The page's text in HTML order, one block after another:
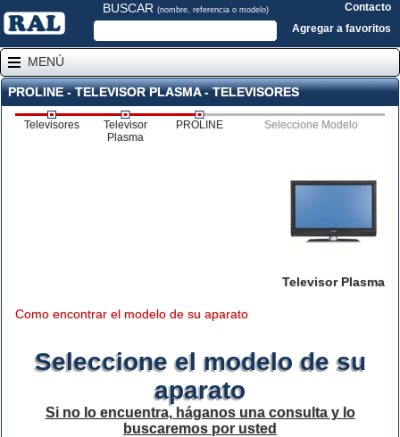
BUSCAR (nombre, referencia o modelo)
Contacto
Agregar a favoritos
MENÚ
PROLINE - TELEVISOR PLASMA - TELEVISORES
Televisores
Televisor
Plasma
PROLINE Seleccione Modelo
Televisor Plasma
Como encontrar el modelo de su aparato
Seleccione el modelo de su
aparato
Si no lo encuentra, háganos una consulta y lo
buscaremos por usted